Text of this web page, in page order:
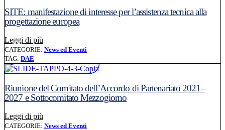
SITE: manifestazione di interesse per l’assistenza tecnica alla
progettazione europea
Leggi di più
CATEGORIE: News ed Eventi
TAG: DAE
Riunione del Comitato dell’Accordo di Partenariato 2021–
2027 e Sottocomitato Mezzogiorno
Leggi di più
CATEGORIE: News ed Eventi